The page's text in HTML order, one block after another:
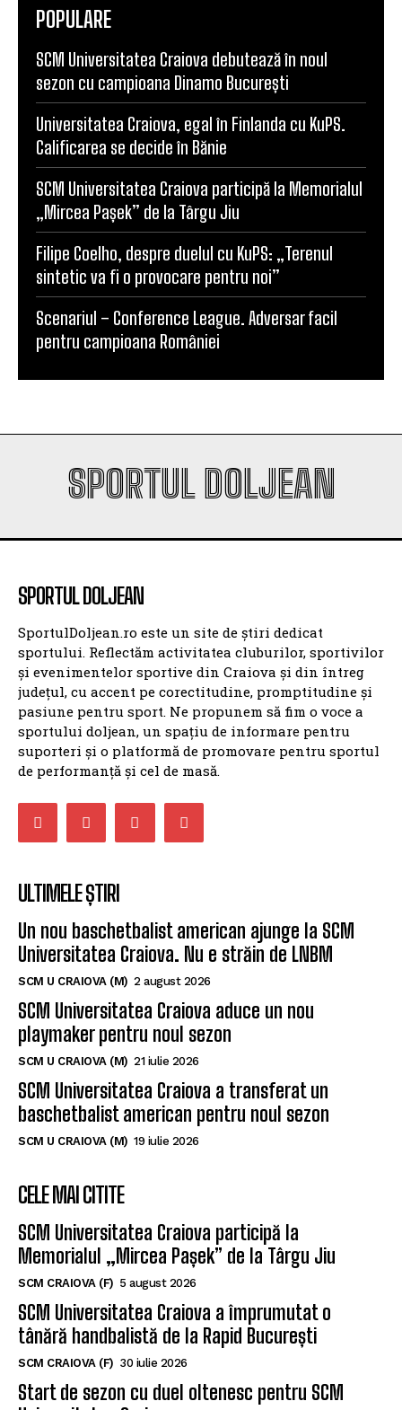
SCM Universitatea Craiova debutează în noul
sezon cu campioana Dinamo București
Universitatea Craiova, egal în Finlanda cu KuPS.
Calificarea se decide în Bănie
SCM Universitatea Craiova participă la Memorialul
„Mircea Pașek” de la Târgu Jiu
Filipe Coelho, despre duelul cu KuPS: „Terenul
sintetic va fi o provocare pentru noi”
Scenariul – Conference League. Adversar facil
pentru campioana României
SPORTUL DOLJEAN
SportulDoljean.ro este un site de știri dedicat
și evenimentelor sportive din Craiova și din întreg
județul, cu accent pe corectitudine, promptitudine și
pasiune pentru sport. Ne propunem să fim o voce a
sportului doljean, un spațiu de informare pentru
suporteri și o platformă de promovare pentru sportul
de performanță și cel de masă.
Un nou baschetbalist american ajunge la SCM
Universitatea Craiova. Nu e străin de LNBM
SCM U CRAIOVA (M) 2 august 2026
SCM Universitatea Craiova aduce un nou
playmaker pentru noul sezon
SCM U CRAIOVA (M) 21 iulie 2026
SCM Universitatea Craiova a transferat un
baschetbalist american pentru noul sezon
SCM U CRAIOVA (M) 19 iulie 2026
SCM Universitatea Craiova participă la
Memorialul „Mircea Pașek” de la Târgu Jiu
SCM CRAIOVA (F) 5 august 2026
SCM Universitatea Craiova a împrumutat o
tânără handbalistă de la Rapid București
SCM CRAIOVA (F) 30 iulie 2026
Start de sezon cu duel oltenesc pentru SCM
Universitatea Craiova